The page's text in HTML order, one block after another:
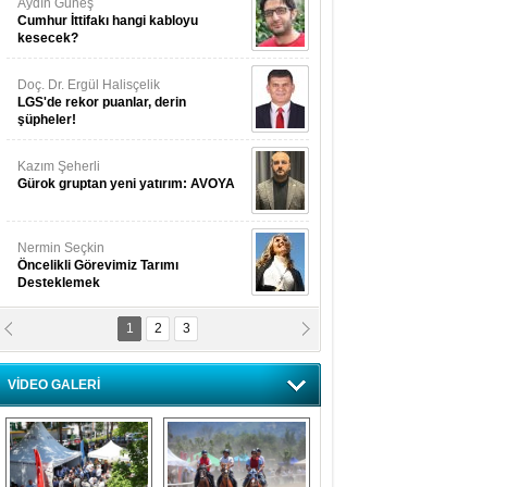
Aydın Güneş
Cumhur İttifakı hangi kabloyu
kesecek?
Doç. Dr. Ergül Halisçelik
LGS'de rekor puanlar, derin
şüpheler!
Kazım Şeherli
Gürok gruptan yeni yatırım: AVOYA
Nermin Seçkin
Öncelikli Görevimiz Tarımı
Desteklemek
Nilüfer Menekli Buzcular
Siz Hiç Kelebeklerin Sesini
Duydunuz Mu?
1 2 3
VİDEO GALERİ